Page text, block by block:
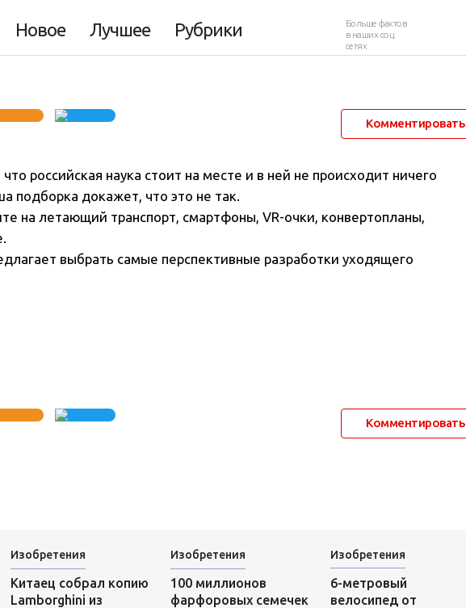
Новое Лучшее Рубрики
Больше фактов
в наших соц.
сетях
Комментировать
российская наука стоит на месте и в ней не происходит ничего
подборка докажет, что это не так.
на летающий транспорт, смартфоны, VR-очки, конвертопланы,
выбрать самые перспективные разработки уходящего
Комментировать
Изобретения
Китаец собрал копию
Lamborghini из
Изобретения
100 миллионов
фарфоровых семечек
Изобретения
6-метровый
велосипед от